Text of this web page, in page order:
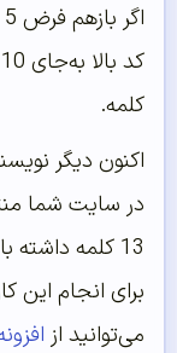
کلمه.
اکنون دیگر
13 کلمه
برای انجام این
می‌توانید از